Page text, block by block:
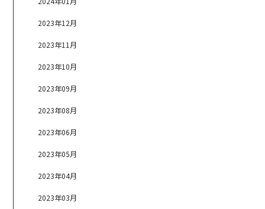
2023年12月
2023年11月
2023年10月
2023年09月
2023年08月
2023年06月
2023年05月
2023年04月
2023年03月